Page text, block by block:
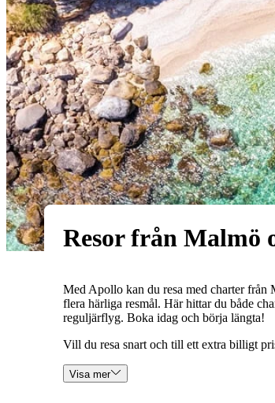
Resor från Malmö
Med Apollo kan du resa med charter
flera härliga resmål. Här hittar du både
reguljärflyg. Boka idag och börja längta!
Vill du resa snart och till ett extra billigt
Visa mer